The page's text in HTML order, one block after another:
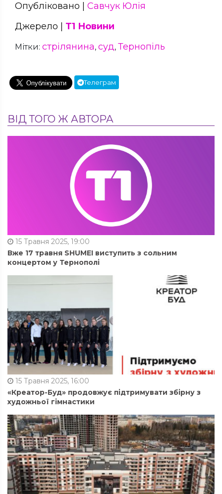
Опубліковано | Савчук Юлія
Джерело | Т1 Новини
Мітки: стрілянина, суд, Тернопіль
Телеграм
ВІД ТОГО Ж АВТОРА
15 Травня 2025, 19:00
Вже 17 травня SHUMEI виступить з сольним
концертом у Тернополі
15 Травня 2025, 16:00
«Креатор-Буд» продовжує підтримувати збірну з
художньої гімнастики